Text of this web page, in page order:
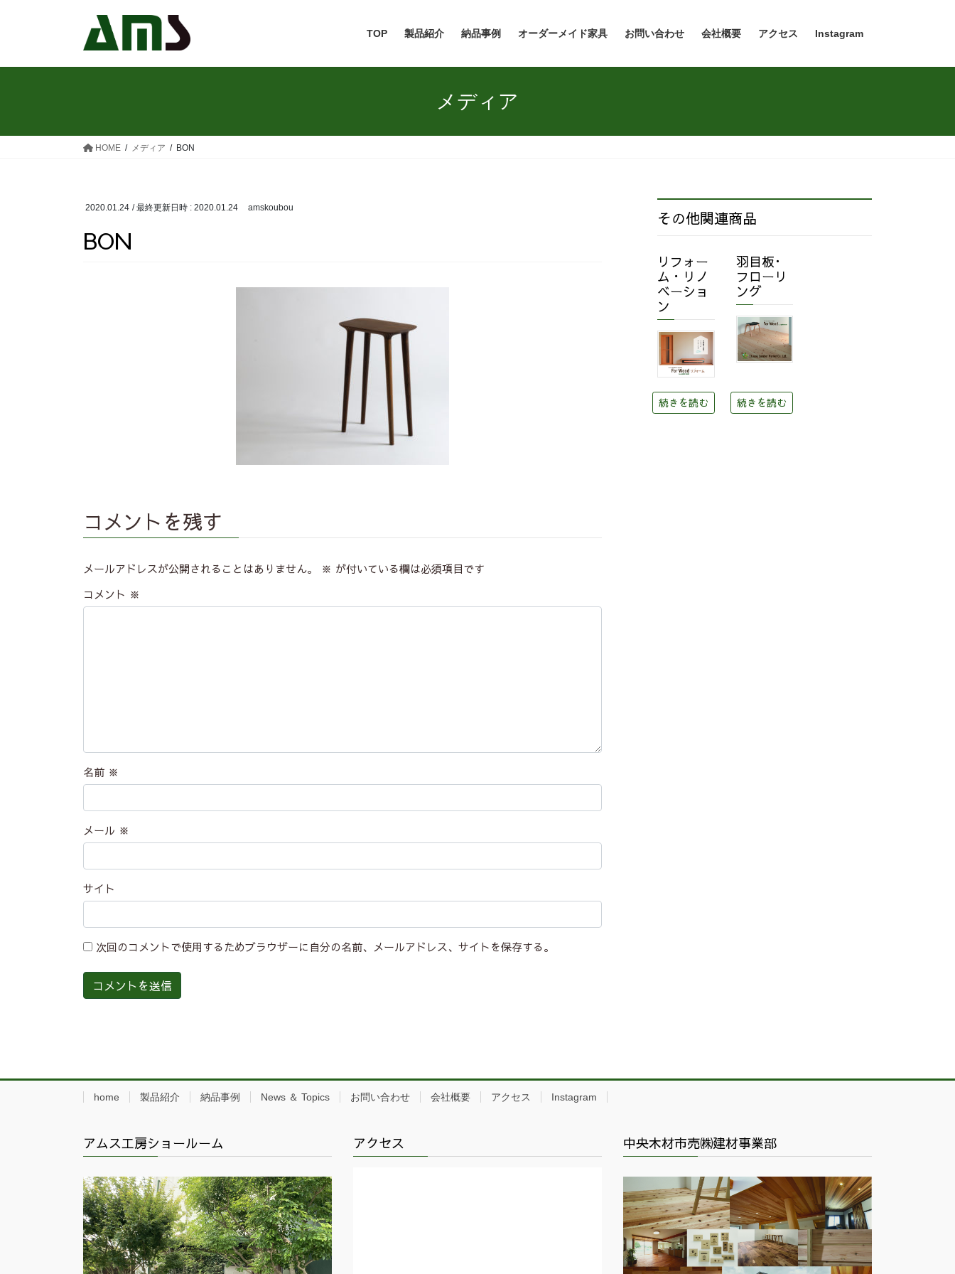
TOP 製品紹介 納品事例 オーダーメイド家具 お問い合わせ 会社概要 アクセス Instagram
メディア
HOME メディア BON
2020.01.24 / 最終更新日時 : 2020.01.24 amskoubou
BON
コメントを残す
メールアドレスが公開されることはありません。 ※ が付いている欄は必須項目です
コメント ※
名前 ※
メール ※
サイト
次回のコメントで使用するためブラウザーに自分の名前、メールアドレス、サイトを保存する。
その他関連商品
リフォー
ム・リノ
ベーショ
ン
続きを読む
羽目板･
フローリ
ング
続きを読む
home 製品紹介 納品事例 News ＆ Topics お問い合わせ 会社概要 アクセス Instagram
アムス工房ショールーム アクセス 中央木材市売㈱建材事業部